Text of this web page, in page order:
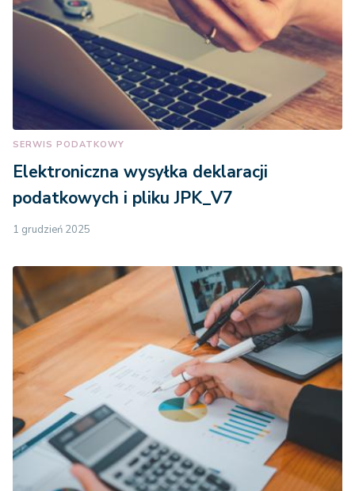
SERWIS PODATKOWY
Elektroniczna wysyłka deklaracji
podatkowych i pliku JPK_V7
1 grudzień 2025